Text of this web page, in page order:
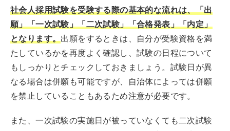
社会人採用試験を受験する際の基本的な流れは、「出
願」「一次試験」「二次試験」「合格発表」「内定」
となります。出願をするときは、自分が受験資格を満
たしているかを再度よく確認し、試験の日程について
もしっかりとチェックしておきましょう。試験日が異
なる場合は併願も可能ですが、自治体によっては併願
を禁止していることもあるため注意が必要です。
また、一次試験の実施日が被っていなくても二次試験